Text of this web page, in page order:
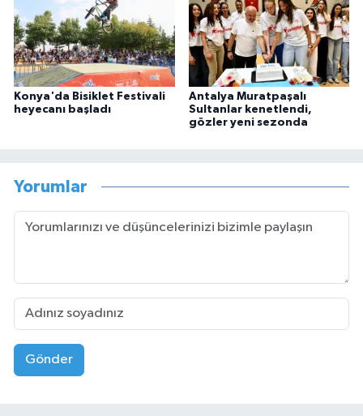
Konya'da Bisiklet Festivali
heyecanı başladı
Antalya Muratpaşalı
Sultanlar kenetlendi,
gözler yeni sezonda
Yorumlar
Gönder